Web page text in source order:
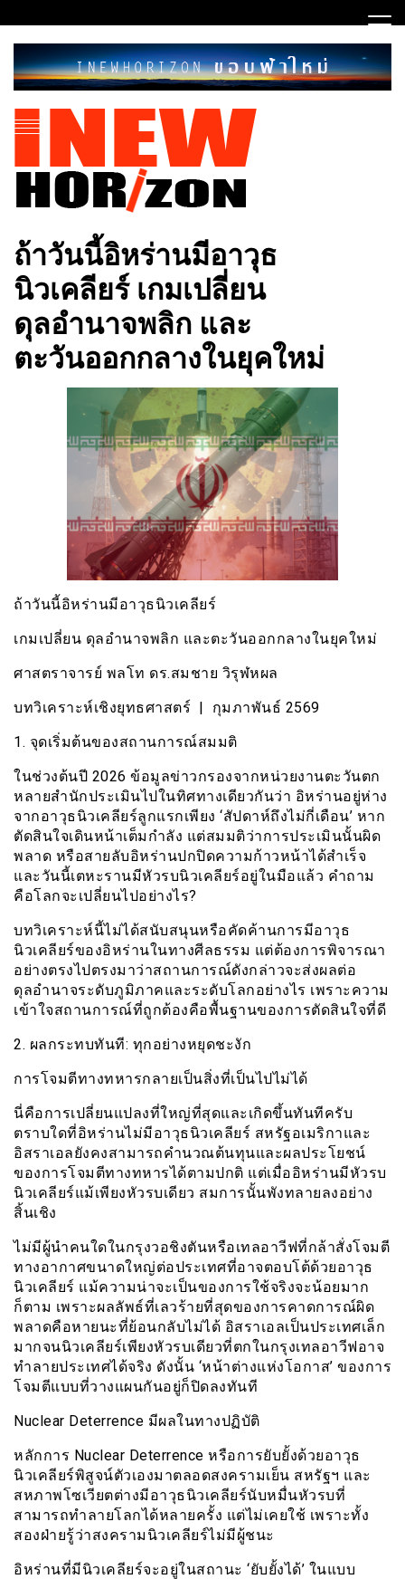
to
content
INEWHORIZON
ถ้าวันนี้อิหร่านมีอาวุธ
นิวเคลียร์ เกมเปลี่ยน
ดุลอำนาจพลิก และ
ตะวันออกกลางในยุคใหม่
ถ้าวันนี้อิหร่านมีอาวุธนิวเคลียร์
เกมเปลี่ยน ดุลอำนาจพลิก และตะวันออกกลางในยุคใหม่
ศาสตราจารย์ พลโท ดร.สมชาย วิรุฬหผล
บทวิเคราะห์เชิงยุทธศาสตร์ | กุมภาพันธ์ 2569
1. จุดเริ่มต้นของสถานการณ์สมมติ
ในช่วงต้นปี 2026 ข้อมูลข่าวกรองจากหน่วยงานตะวันตก
หลายสำนักประเมินไปในทิศทางเดียวกันว่า อิหร่านอยู่ห่าง
จากอาวุธนิวเคลียร์ลูกแรกเพียง ‘สัปดาห์ถึงไม่กี่เดือน’ หาก
ตัดสินใจเดินหน้าเต็มกำลัง แต่สมมติว่าการประเมินนั้นผิด
พลาด หรือสายลับอิหร่านปกปิดความก้าวหน้าได้สำเร็จ
และวันนี้เตหะรานมีหัวรบนิวเคลียร์อยู่ในมือแล้ว คำถาม
คือโลกจะเปลี่ยนไปอย่างไร?
บทวิเคราะห์นี้ไม่ได้สนับสนุนหรือคัดค้านการมีอาวุธ
นิวเคลียร์ของอิหร่านในทางศีลธรรม แต่ต้องการพิจารณา
อย่างตรงไปตรงมาว่าสถานการณ์ดังกล่าวจะส่งผลต่อ
ดุลอำนาจระดับภูมิภาคและระดับโลกอย่างไร เพราะความ
เข้าใจสถานการณ์ที่ถูกต้องคือพื้นฐานของการตัดสินใจที่ดี
2. ผลกระทบทันที: ทุกอย่างหยุดชะงัก
การโจมตีทางทหารกลายเป็นสิ่งที่เป็นไปไม่ได้
นี่คือการเปลี่ยนแปลงที่ใหญ่ที่สุดและเกิดขึ้นทันทีครับ
ตราบใดที่อิหร่านไม่มีอาวุธนิวเคลียร์ สหรัฐอเมริกาและ
อิสราเอลยังคงสามารถคำนวณต้นทุนและผลประโยชน์
ของการโจมตีทางทหารได้ตามปกติ แต่เมื่ออิหร่านมีหัวรบ
นิวเคลียร์แม้เพียงหัวรบเดียว สมการนั้นพังทลายลงอย่าง
สิ้นเชิง
ไม่มีผู้นำคนใดในกรุงวอชิงตันหรือเทลอาวีฟที่กล้าสั่งโจมตี
ทางอากาศขนาดใหญ่ต่อประเทศที่อาจตอบโต้ด้วยอาวุธ
นิวเคลียร์ แม้ความน่าจะเป็นของการใช้จริงจะน้อยมาก
ก็ตาม เพราะผลลัพธ์ที่เลวร้ายที่สุดของการคาดการณ์ผิด
พลาดคือหายนะที่ย้อนกลับไม่ได้ อิสราเอลเป็นประเทศเล็ก
มากจนนิวเคลียร์เพียงหัวรบเดียวที่ตกในกรุงเทลอาวีฟอาจ
ทำลายประเทศได้จริง ดังนั้น ‘หน้าต่างแห่งโอกาส’ ของการ
โจมตีแบบที่วางแผนกันอยู่ก็ปิดลงทันที
Nuclear Deterrence มีผลในทางปฏิบัติ
หลักการ Nuclear Deterrence หรือการยับยั้งด้วยอาวุธ
นิวเคลียร์พิสูจน์ตัวเองมาตลอดสงครามเย็น สหรัฐฯ และ
สหภาพโซเวียตต่างมีอาวุธนิวเคลียร์นับหมื่นหัวรบที่
สามารถทำลายโลกได้หลายครั้ง แต่ไม่เคยใช้ เพราะทั้ง
สองฝ่ายรู้ว่าสงครามนิวเคลียร์ไม่มีผู้ชนะ
อิหร่านที่มีนิวเคลียร์จะอยู่ในสถานะ ‘ยับยั้งได้’ ในแบบ